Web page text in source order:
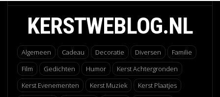
KERSTWEBLOG.NL
Algemeen Cadeau Decoratie Diversen
Familie
Film
Gedichten Humor
Kerst Achtergronden
Kerst Evenementen
Kerst Muziek
Kerst Plaatjes